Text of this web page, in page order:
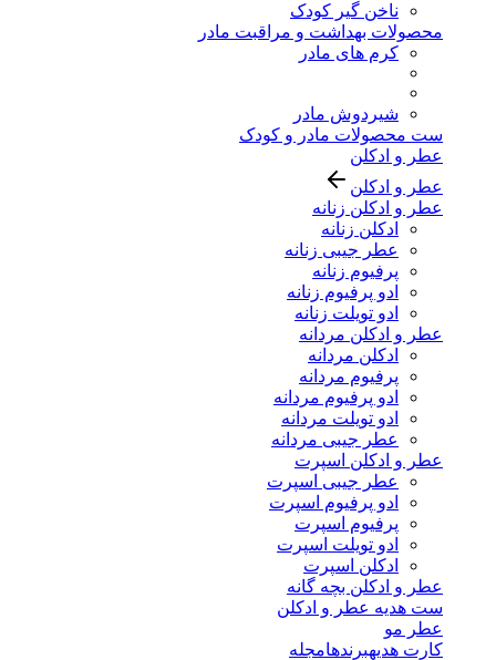
ناخن گیر کودک
محصولات بهداشت و مراقبت مادر
کرم های مادر
شیردوش مادر
ست محصولات مادر و کودک
عطر و ادکلن
عطر و ادکلن
عطر و ادکلن زنانه
ادکلن زنانه
عطر جیبی زنانه
پرفیوم زنانه
ادو پرفیوم زنانه
ادو تویلت زنانه
عطر و ادکلن مردانه
ادکلن مردانه
پرفیوم مردانه
ادو پرفیوم مردانه
ادو تویلت مردانه
عطر جیبی مردانه
عطر و ادکلن اسپرت
عطر جیبی اسپرت
ادو پرفیوم اسپرت
پرفیوم اسپرت
ادو تویلت اسپرت
ادکلن اسپرت
عطر و ادکلن بچه گانه
ست هدیه عطر و ادکلن
عطر مو
کارت هدیهبرندهامجله